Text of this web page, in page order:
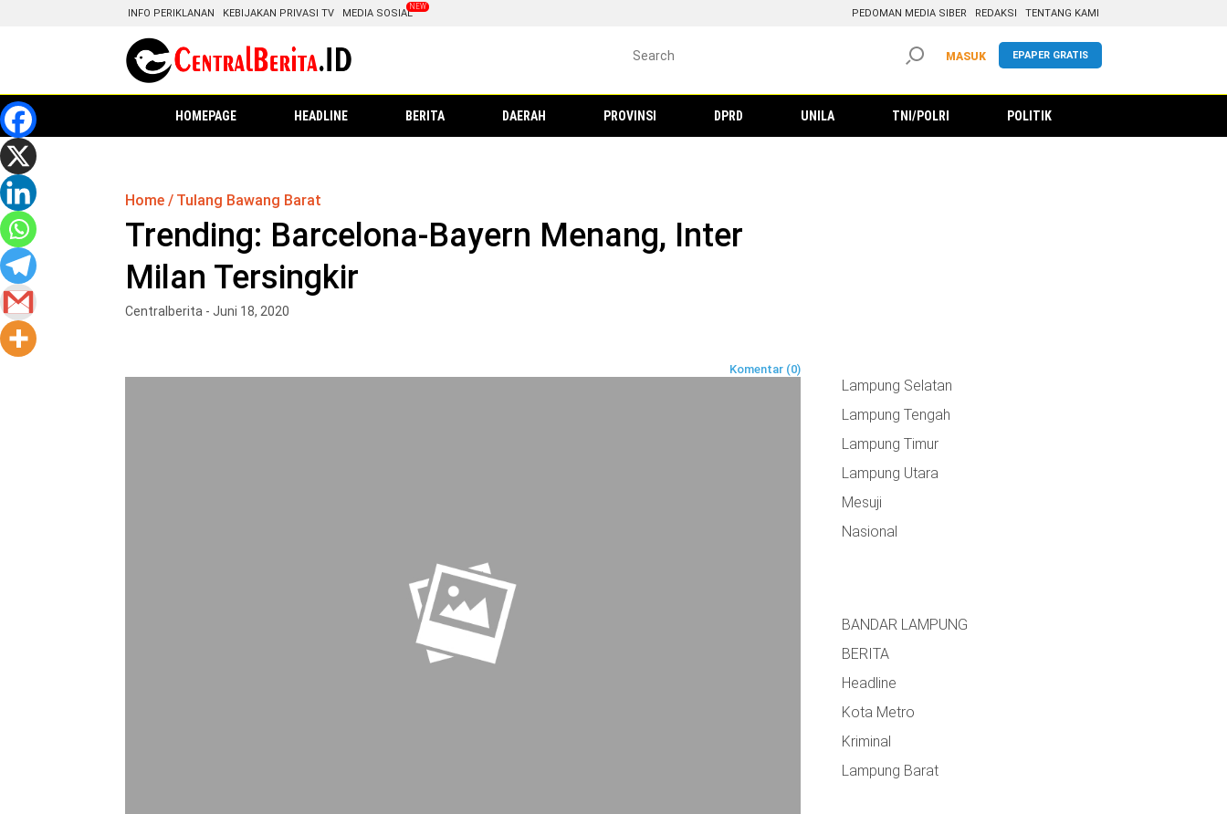
INFO PERIKLANAN KEBIJAKAN PRIVASI TV MEDIA SOSIAL PEDOMAN MEDIA SIBER REDAKSI TENTANG KAMI
EPAPER GRATIS
MASUK
HOMEPAGE HEADLINE BERITA DAERAH PROVINSI DPRD UNILA TNI/POLRI POLITIK
Home Tulang Bawang Barat
Trending: Barcelona-Bayern Menang, Inter
Milan Tersingkir
Centralberita - Juni 18, 2020
Komentar (0)
Lampung Selatan
Lampung Tengah
Lampung Timur
Lampung Utara
Mesuji
Nasional
BANDAR LAMPUNG
BERITA
Headline
Kota Metro
Kriminal
Lampung Barat